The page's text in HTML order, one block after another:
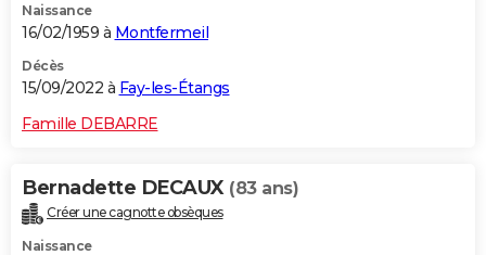
COPAINS D'AVANT
S'inscrire
Se connecter
Lycées
Collèges
Primaires
Universités
Entreprises
Service militaire
Avis de recherche
AVIS DE DÉCÈS
Naissance
16/02/1959 à Montfermeil
Décès
15/09/2022 à Fay-les-Étangs
Famille DEBARRE
Bernadette DECAUX (83 ans)
Créer une cagnotte obsèques
Naissance